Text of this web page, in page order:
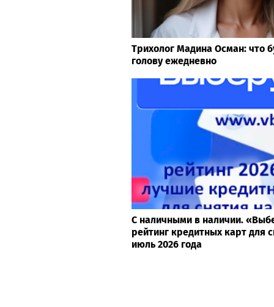
Трихолог Мадина Осман: что
голову ежедневно
С наличными в наличии.
рейтинг кредитных карт для
июль 2026 года